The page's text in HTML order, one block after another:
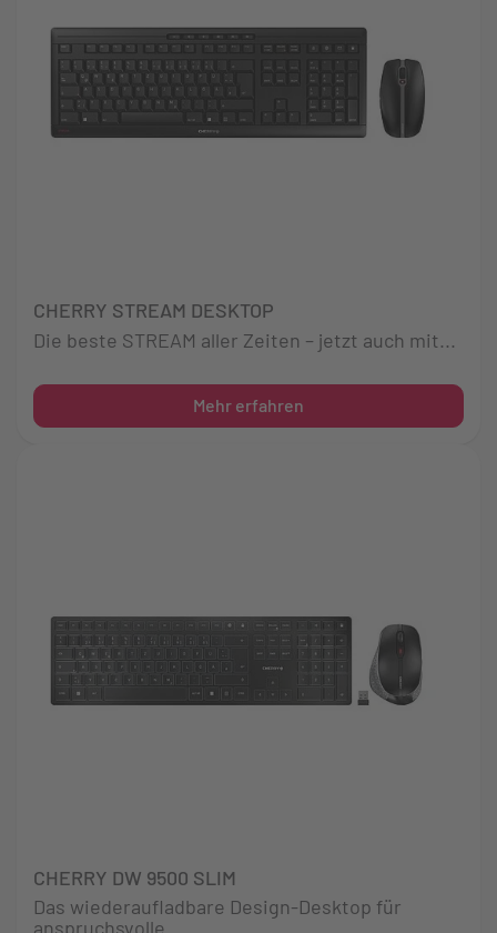
CHERRY STREAM DESKTOP
Die beste STREAM aller Zeiten – jetzt auch mit...
Mehr erfahren
CHERRY DW 9500 SLIM
Das wiederaufladbare Design-Desktop für
anspruchsvolle...